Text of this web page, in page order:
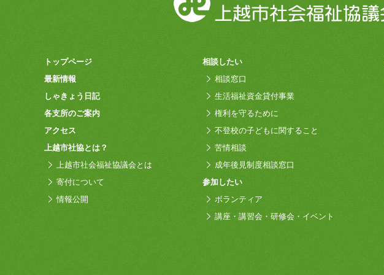
トップページ
最新情報
しゃきょう日記
各支所のご案内
アクセス
上越市社協とは？
上越市社会福祉協議会とは
寄付について
情報公開
相談したい
相談窓口
生活福祉資金貸付事業
権利を守るために
不登校の子どもに関すること
苦情相談
成年後見制度相談窓口
参加したい
ボランティア
講座・講習会・研修会・イベント